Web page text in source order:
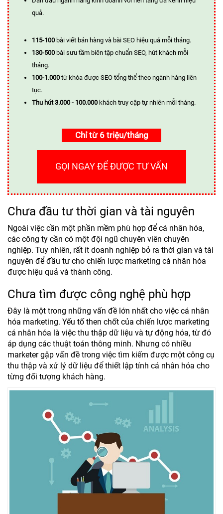
quả.
115-100 bài viết bán hàng và bài SEO hiệu quả mỗi tháng.
130-500 bài sưu tầm biên tập chuẩn SEO, hút khách mỗi
tháng.
100-1.000 từ khóa được SEO tổng thể theo ngành hàng liên
tục.
Thu hút 3.000 - 100.000 khách truy cập tự nhiên mỗi tháng.
Chỉ từ 6 triệu/tháng
GỌI NGAY ĐỂ ĐƯỢC TƯ VẤN
Chưa đầu tư thời gian và tài nguyên
Ngoài việc cần một phần mềm phù hợp để cá nhân hóa,
các công ty cần có một đội ngũ chuyên viên chuyên
nghiệp. Tuy nhiên, rất ít doanh nghiệp bỏ ra thời gian và tài
nguyên để đầu tư cho chiến lược marketing cá nhân hóa
được hiệu quả và thành công.
Chưa tìm được công nghệ phù hợp
Đây là một trong những vấn đề lớn nhất cho việc cá nhân
hóa marketing. Yếu tố then chốt của chiến lược marketing
cá nhân hóa là việc thu thập dữ liệu và tự động hóa, từ đó
áp dụng các thuật toán thông minh. Nhưng có nhiều
marketer gặp vấn đề trong việc tìm kiếm được một công cụ
thu thập và xử lý dữ liệu để thiết lập tính cá nhân hóa cho
từng đối tượng khách hàng.